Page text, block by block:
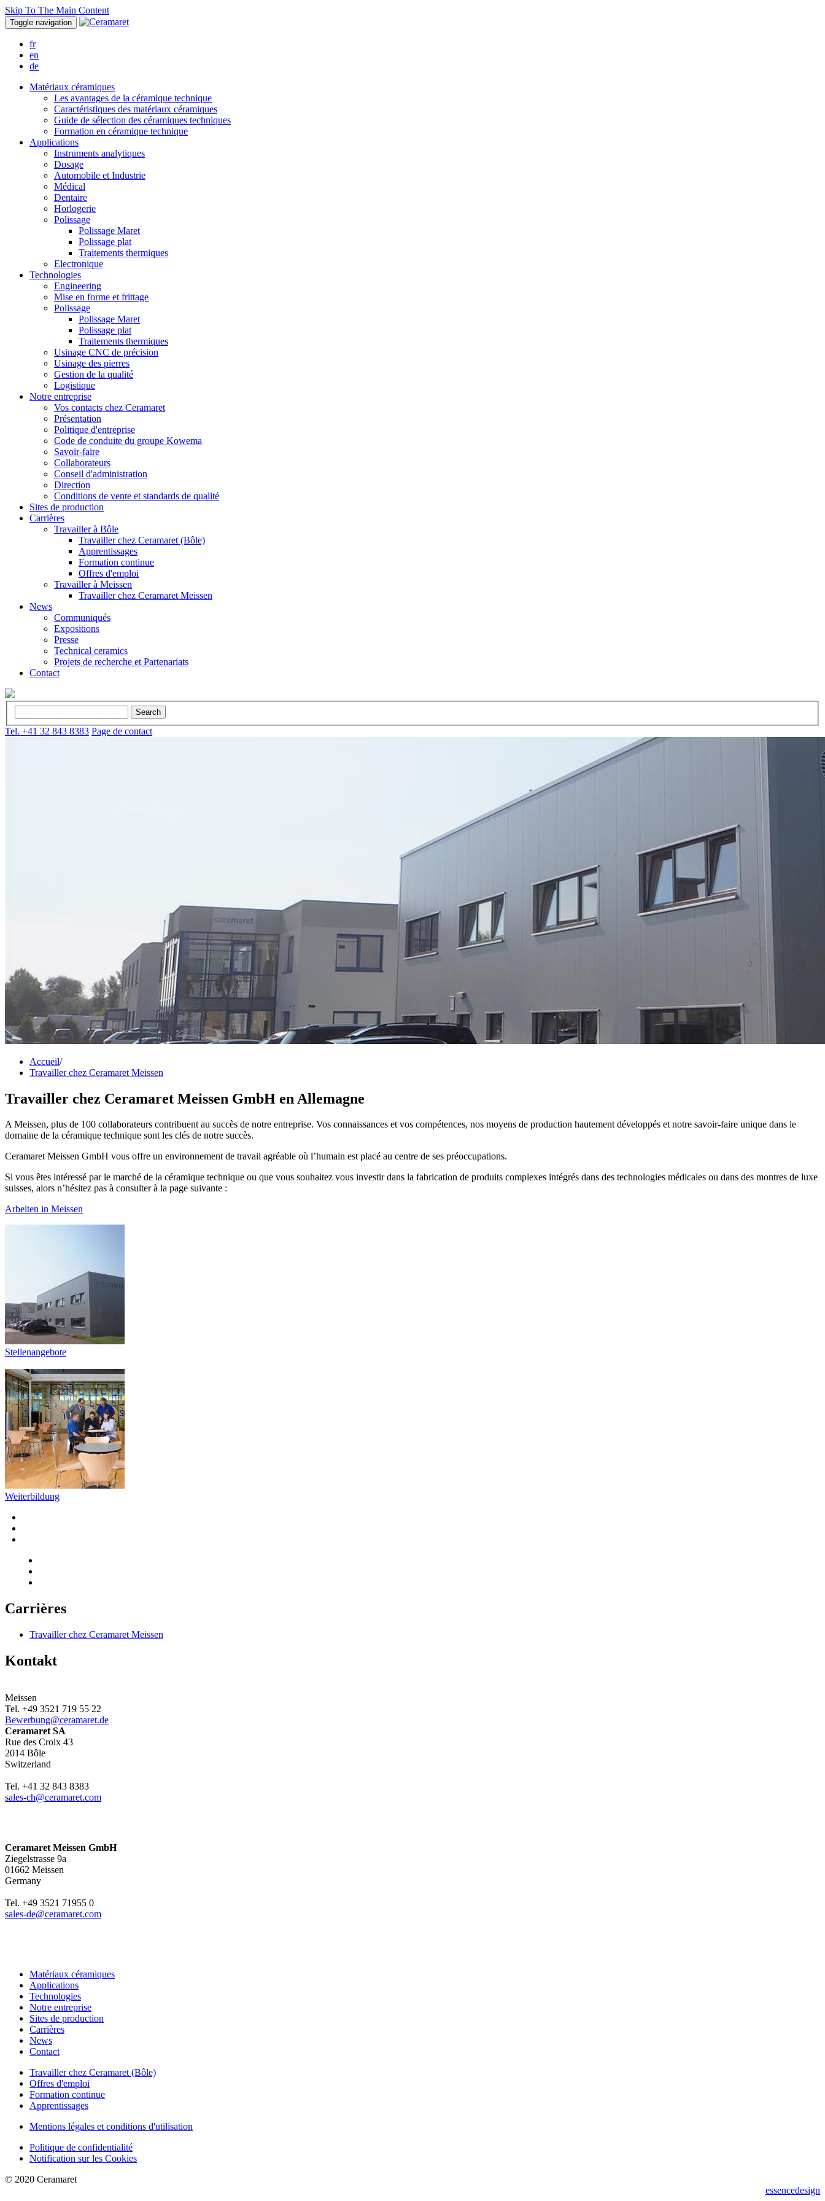
Skip To The Main Content
Toggle navigation
fr
en
de
Matériaux céramiques
Les avantages de la céramique technique
Caractéristiques des matériaux céramiques
Guide de sélection des céramiques techniques
Formation en céramique technique
Applications
Instruments analytiques
Dosage
Automobile et Industrie
Médical
Dentaire
Horlogerie
Polissage
Polissage Maret
Polissage plat
Traitements thermiques
Electronique
Technologies
Engineering
Mise en forme et frittage
Polissage
Polissage Maret
Polissage plat
Traitements thermiques
Usinage CNC de précision
Usinage des pierres
Gestion de la qualité
Logistique
Notre entreprise
Vos contacts chez Ceramaret
Présentation
Politique d'entreprise
Code de conduite du groupe Kowema
Savoir-faire
Collaborateurs
Conseil d'administration
Direction
Conditions de vente et standards de qualité
Sites de production
Carrières
Travailler à Bôle
Travailler chez Ceramaret (Bôle)
Apprentissages
Formation continue
Offres d'emploi
Travailler à Meissen
Travailler chez Ceramaret Meissen
News
Communiqués
Expositions
Presse
Technical ceramics
Projets de recherche et Partenariats
Contact
Tel. +41 32 843 8383 Page de contact
Accueil/
Travailler chez Ceramaret Meissen
Travailler chez Ceramaret Meissen GmbH en Allemagne
A Meissen, plus de 100 collaborateurs contribuent au succès de notre entreprise. Vos connaissances et vos compétences, nos moyens de production hautement développés et notre savoir-faire unique dans le
domaine de la céramique technique sont les clés de notre succès.
Ceramaret Meissen GmbH vous offre un environnement de travail agréable où l’humain est placé au centre de ses préoccupations.
Si vous êtes intéressé par le marché de la céramique technique ou que vous souhaitez vous investir dans la fabrication de produits complexes intégrés dans des technologies médicales ou dans des montres de luxe
suisses, alors n’hésitez pas à consulter à la page suivante :
Arbeiten in Meissen
Stellenangebote
Weiterbildung
Carrières
Travailler chez Ceramaret Meissen
Kontakt
Meissen
Tel. +49 3521 719 55 22
Bewerbung@ceramaret.de
Ceramaret SA
Rue des Croix 43
2014 Bôle
Switzerland
Tel. +41 32 843 8383
sales-ch@ceramaret.com
Ceramaret Meissen GmbH
Ziegelstrasse 9a
01662 Meissen
Germany
Tel. +49 3521 71955 0
sales-de@ceramaret.com
Matériaux céramiques
Applications
Technologies
Notre entreprise
Sites de production
Carrières
News
Contact
Travailler chez Ceramaret (Bôle)
Offres d'emploi
Formation continue
Apprentissages
Mentions légales et conditions d'utilisation
Politique de confidentialité
Notification sur les Cookies
© 2020 Ceramaret
essencedesign